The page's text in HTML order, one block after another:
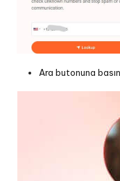
Ara butonuna basın.